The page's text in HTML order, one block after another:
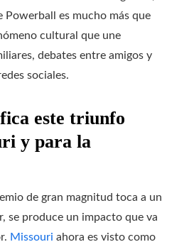
Powerball es mucho más que
cultural que une
debates entre amigos y
sociales.
este triunfo
y para la
de gran magnitud toca a un
se produce un impacto que va
Missouri ahora es visto como